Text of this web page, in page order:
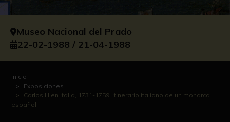
Museo Nacional del Prado
22-02-1988 / 21-04-1988
Inicio
Exposiciones
Carlos III en Italia, 1731-1759: itinerario italiano de un monarca
español